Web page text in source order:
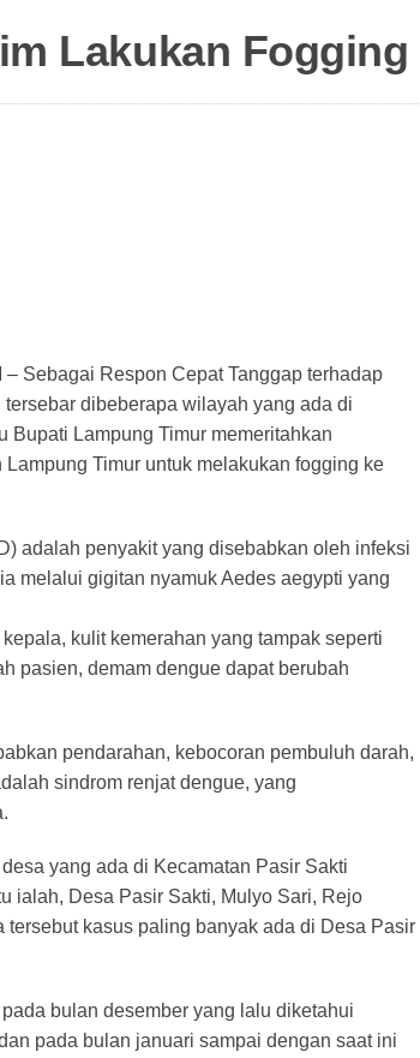
Lakukan Fogging
Sebagai Respon Cepat Tanggap terhadap
dibeberapa wilayah yang ada di
Bupati Lampung Timur memeritahkan
Timur untuk melakukan fogging ke
adalah penyakit yang disebabkan oleh infeksi
melalui gigitan nyamuk Aedes aegypti yang
kulit kemerahan yang tampak seperti
pasien, demam dengue dapat berubah
pendarahan, kebocoran pembuluh darah,
sindrom renjat dengue, yang
yang ada di Kecamatan Pasir Sakti
ialah, Desa Pasir Sakti, Mulyo Sari, Rejo
kasus paling banyak ada di Desa Pasir
bulan desember yang lalu diketahui
pada bulan januari sampai dengan saat ini